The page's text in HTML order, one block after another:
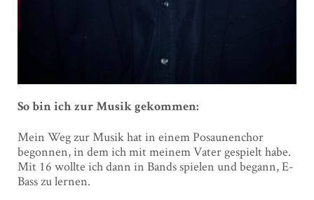
So bin ich zur Musik gekommen:
Mein Weg zur Musik hat in einem Posaunenchor
begonnen, in dem ich mit meinem Vater gespielt habe.
Mit 16 wollte ich dann in Bands spielen und begann, E-
Bass zu lernen.